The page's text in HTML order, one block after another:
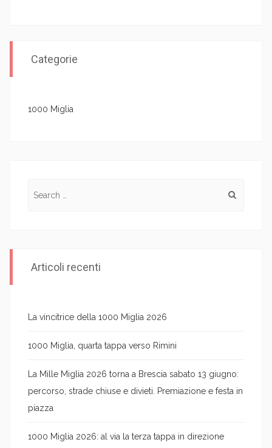
Categorie
1000 Miglia
Articoli recenti
La vincitrice della 1000 Miglia 2026
1000 Miglia, quarta tappa verso Rimini
La Mille Miglia 2026 torna a Brescia sabato 13 giugno:
percorso, strade chiuse e divieti. Premiazione e festa in
piazza
1000 Miglia 2026: al via la terza tappa in direzione